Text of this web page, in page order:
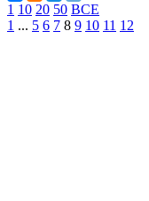
1 10 20 50 ВСЕ
1 ... 5 6 7 8 9 10 11 12